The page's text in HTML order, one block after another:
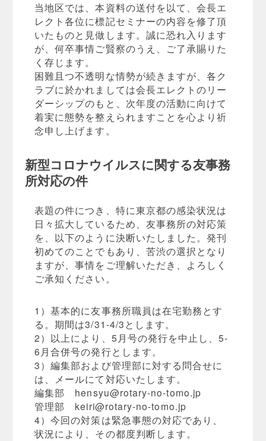
当地区では、本資料の送付を以て、会長エ
レクト各位に標記セミナーの内容を修了頂
いたものと見做します。誠に恐れ入ります
が、何卒事情ご賢察のうえ、ご了承賜りた
く存じます。
困難且つ不透明な情勢が続きますが、各ク
ラブに於かれましては会長エレクトのリー
ダーシップのもと、次年度の活動に向けて
着実に態勢を整えられますことを心より祈
念申し上げます。
新型コロナウイルスに関する友事務
所対応の件
表題の件につき、特に東京都の感染状況は
日々拡大しているため、友事務所の対応策
を、以下のように決断いたしました。発刊
初めてのことでもあり、苦渋の選択となり
ますが、事情をご理解いただき、よろしく
ご承知ください。
1）基本的に友事務所職員は在宅勤務とす
る。期間は3/31-4/3とします。
2）以上により、5月号の発行を中止し、5-
6月合併号の発行とします。
3）編集部および管理部に対する問合せに
は、メールにて対応いたします。
編集部 hensyu@rotary-no-tomo.jp
管理部 keiri@rotary-no-tomo.jp
4）今回の対策は緊急事態の対応であり、
状況により、その都度判断します。